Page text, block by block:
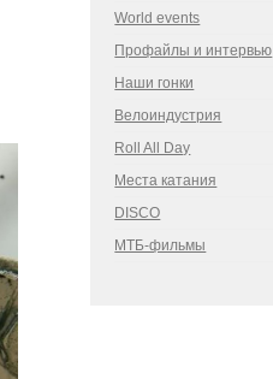
World events
Профайлы и интервью
Наши гонки
Велоиндустрия
Roll All Day
Места катания
DISCO
МТБ-фильмы